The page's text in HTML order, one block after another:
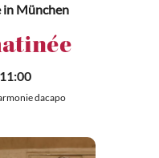
in München
dacapo